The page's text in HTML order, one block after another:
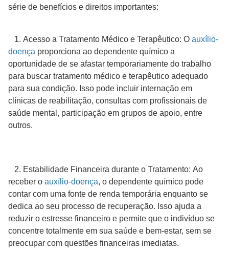
série de benefícios e direitos importantes:
1. Acesso a Tratamento Médico e Terapêutico: O auxílio-
doença proporciona ao dependente químico a
oportunidade de se afastar temporariamente do trabalho
para buscar tratamento médico e terapêutico adequado
para sua condição. Isso pode incluir internação em
clínicas de reabilitação, consultas com profissionais de
saúde mental, participação em grupos de apoio, entre
outros.
2. Estabilidade Financeira durante o Tratamento: Ao
receber o auxílio-doença, o dependente químico pode
contar com uma fonte de renda temporária enquanto se
dedica ao seu processo de recuperação. Isso ajuda a
reduzir o estresse financeiro e permite que o indivíduo se
concentre totalmente em sua saúde e bem-estar, sem se
preocupar com questões financeiras imediatas.